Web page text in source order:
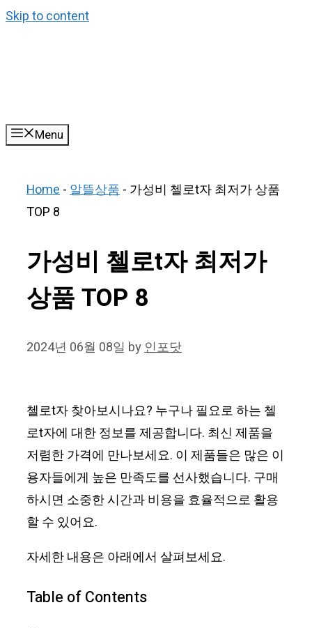
Skip to content
Menu
Home-알뜰상품- 가성비 첼로t자 최저가 상품
TOP 8
가성비 첼로t자 최저가
상품 TOP 8
2024년 06월 08일 by인포닷
첼로t자 찾아보시나요? 누구나 필요로 하는 첼
로t자에 대한 정보를 제공합니다. 최신 제품을
저렴한 가격에 만나보세요. 이 제품들은 많은 이
용자들에게 높은 만족도를 선사했습니다. 구매
하시면 소중한 시간과 비용을 효율적으로 활용
할 수 있어요.
자세한 내용은 아래에서 살펴보세요.
Table of Contents